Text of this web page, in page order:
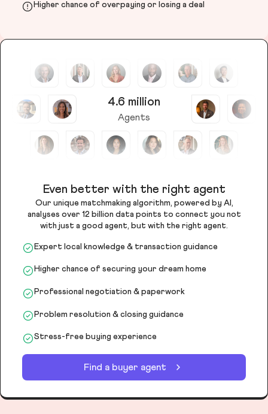
Higher chance of overpaying or losing a deal
4.6 million
Agents
Even better with the right agent
Our unique matchmaking algorithm, powered by AI,
analyses over 12 billion data points to connect you not
with just a good agent, but with the right agent.
Expert local knowledge & transaction guidance
Higher chance of securing your dream home
Professional negotiation & paperwork
Problem resolution & closing guidance
Stress-free buying experience
Find a buyer agent